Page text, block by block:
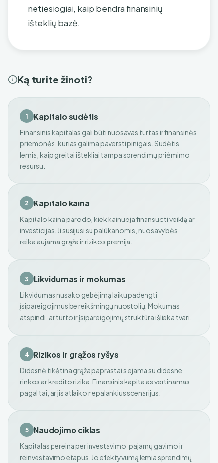
netiesiogiai, kaip bendra finansinių
išteklių bazė.
Ką turite žinoti?
1 Kapitalo sudėtis
Finansinis kapitalas gali būti nuosavas turtas ir finansinės
priemonės, kurias galima paversti pinigais. Sudėtis
lemia, kaip greitai ištekliai tampa sprendimų priėmimo
resursu.
2 Kapitalo kaina
Kapitalo kaina parodo, kiek kainuoja finansuoti veiklą ar
investicijas. Ji susijusi su palūkanomis, nuosavybės
reikalaujama grąža ir rizikos premija.
3 Likvidumas ir mokumas
Likvidumas nusako gebėjimą laiku padengti
įsipareigojimus be reikšmingų nuostolių. Mokumas
atspindi, ar turto ir įsipareigojimų struktūra išlieka tvari.
4 Rizikos ir grąžos ryšys
Didesnė tikėtina grąža paprastai siejama su didesne
rinkos ar kredito rizika. Finansinis kapitalas vertinamas
pagal tai, ar jis atlaiko nepalankius scenarijus.
5 Naudojimo ciklas
Kapitalas pereina per investavimo, pajamų gavimo ir
reinvestavimo etapus. Jo efektyvumą lemia sprendimų